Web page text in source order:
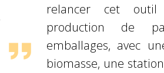
relancer cet
production de
emballages, avec
biomasse, une